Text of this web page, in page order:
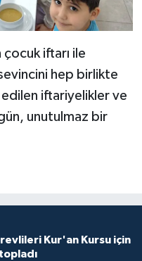
iftarı ile
sevincini hep birlikte
iftariyelikler ve
unutulmaz bir
Kur'an Kursu için